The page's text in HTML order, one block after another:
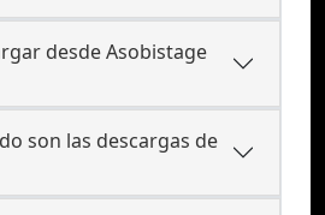
desde Asobistage
son las descargas de